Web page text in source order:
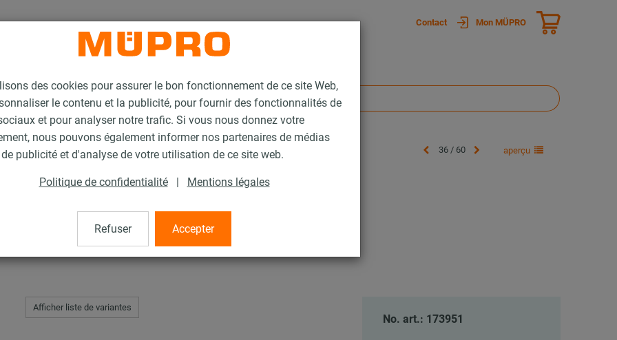
des cookies pour assurer le bon fonctionnement de ce site Web,
le contenu et la publicité, pour fournir des fonctionnalités de
et pour analyser notre trafic. Si vous nous donnez votre
nous pouvons également informer nos partenaires de médias
publicité et d'analyse de votre utilisation de ce site web.
Politique de confidentialité | Mentions légales
Refuser Accepter
Contact Mon MÜPRO
36 / 60 aperçu
Afficher liste de variantes
No. art.: 173951